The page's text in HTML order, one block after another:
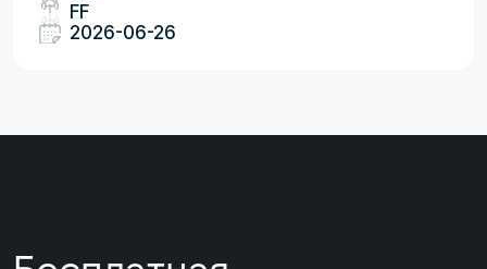
FF
2026-06-26